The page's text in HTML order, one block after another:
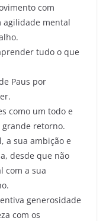
com
agilidade mental
tudo o que
Paus por
como um todo e
retorno.
a sua ambição e
desde que não
com a sua
generosidade
com os